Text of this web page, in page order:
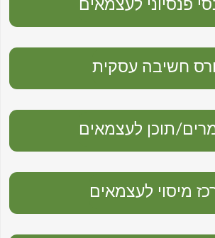
פנסיוני לעצמאים
חשיבה עסקית
תוכן לעצמאים
מיסוי לעצמאים